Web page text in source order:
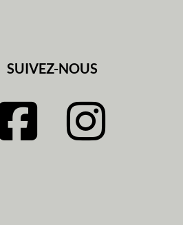
SUIVEZ-NOUS